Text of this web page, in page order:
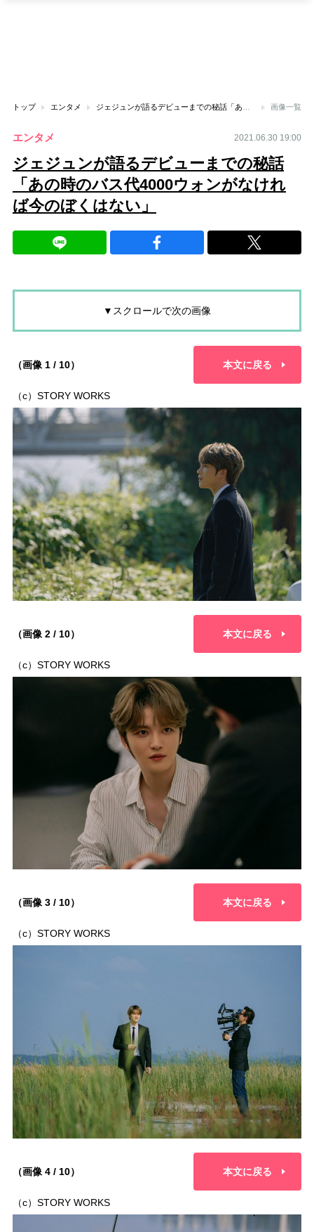
トップ エンタメ 画像一覧
エンタメ 2021.06.30 19:00
ジェジュンが語るデビューまでの秘話
「あの時のバス代4000ウォンがなけれ
ば今のぼくはない」
▼スクロールで次の画像
（画像 1 / 10） 本文に戻る
（c）STORY WORKS
（画像 2 / 10） 本文に戻る
（c）STORY WORKS
（画像 3 / 10） 本文に戻る
（c）STORY WORKS
（画像 4 / 10） 本文に戻る
（c）STORY WORKS